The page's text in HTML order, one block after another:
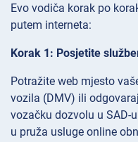
Evo vodiča korak po
putem interneta:
Korak 1: Posjetite
Potražite web mjesto
vozila (DMV) ili
vozačku dozvolu u SAD-
u pruža usluge online